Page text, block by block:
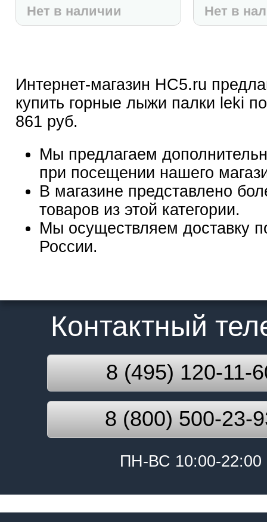
Нет в наличии Нет в
Интернет-магазин HC5.ru
купить горные лыжи палки leki
861 руб.
Мы предлагаем
при посещении нашего
В магазине представлено
товаров из этой категории.
Мы осуществляем доставку
России.
Контактный
8 (495) 120-11-
8 (800) 500-23-
ПН-ВС 10:00-22:00